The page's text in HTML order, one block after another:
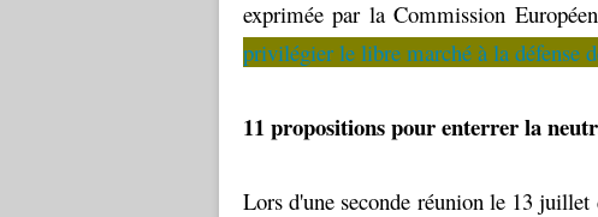
exprimée par la Commission
privilégier le libre marché à la défense
11 propositions pour enterrer la
Lors d'une seconde réunion le 13